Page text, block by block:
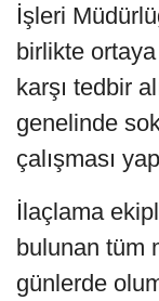
İşleri
birlikte
karşı tedbir
genelinde
çalışması
İlaçlama
bulunan tüm
günlerde